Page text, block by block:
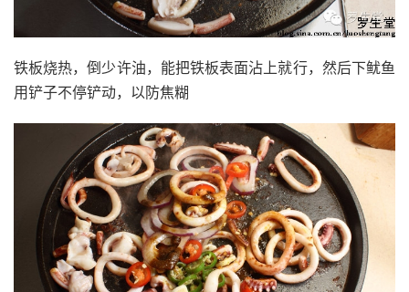
铁板烧热，倒少许油，能把铁板表面沾上就行，然后下鱿鱼
用铲子不停铲动，以防焦糊